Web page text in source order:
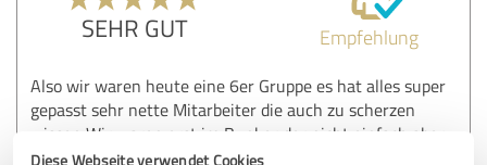
Diese Webseite verwendet Cookies
SEHR GUT Empfehlung
Also wir waren heute eine 6er Gruppe es hat alles super
gepasst sehr nette Mitarbeiter die auch zu scherzen
wissen Wir waren erst im Bunker der nicht einfach aber
auch nicht zu schwer war und danach waren wir im